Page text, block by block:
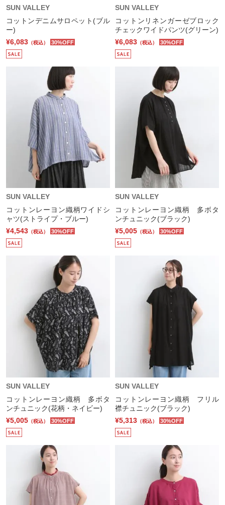
SUN VALLEY
コットンデニムサロペット(ブル
ー)
¥6,083 （税込） 30%OFF
SUN VALLEY
コットンリネンガーゼブロック
チェックワイドパンツ(グリーン)
¥6,083 （税込） 30%OFF
SUN VALLEY
コットンレーヨン織柄ワイドシ
ャツ(ストライプ・ブルー)
¥4,543 （税込） 30%OFF
SUN VALLEY
コットンレーヨン織柄 多ボタ
ンチュニック(ブラック)
¥5,005 （税込） 30%OFF
SUN VALLEY
コットンレーヨン織柄 多ボタ
ンチュニック(花柄・ネイビー)
¥5,005 （税込） 30%OFF
SUN VALLEY
コットンレーヨン織柄 フリル
襟チュニック(ブラック)
¥5,313 （税込） 30%OFF